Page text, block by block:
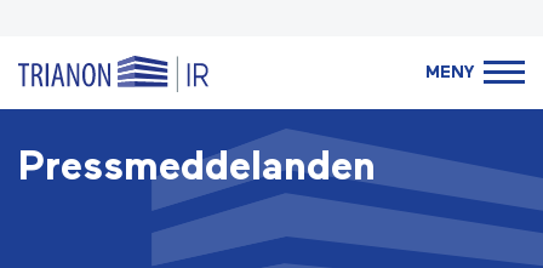
MENY
Pressmeddelanden